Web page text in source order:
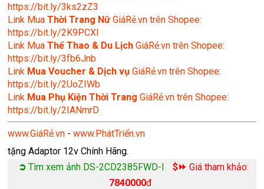
https://bit.ly/3ks2zZ3
Link MuaThời Trang NữGiáRẻ.vn trên Shopee:
https://bit.ly/2K9PCXl
Link Mua Thể Thao & Du Lịch GiáRẻ.vn trên Shopee:
https://bit.ly/3fb6Jnb
Link Mua Voucher & Dịch vụ GiáRẻ.vn trên Shopee:
https://bit.ly/2UoZIWb
Link Mua Phụ Kiện Thời TrangGiáRẻ.vn trên Shopee:
https://bit.ly/2IANmrD
www.GiáRẻ.vn -www.PhátTriển.vn
tặng Adaptor 12v Chính Hãng.
➲Tìm xem ảnh DS-2CD2385FWD-I $⏩ Giá tham khảo:
7840000đ